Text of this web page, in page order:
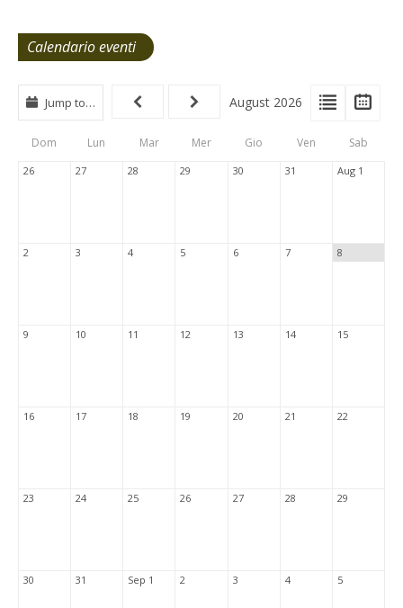
Calendario eventi
View
Type
Tabs
View
List
Jump to… August 2026
Dom Lun Mar Mer Gio Ven Sab
26 27 28 29 30 31 Aug 1
2 3 4 5 6 7 8
9 10 11 12 13 14 15
16 17 18 19 20 21 22
23 24 25 26 27 28 29
30 31 Sep 1 2 3 4 5